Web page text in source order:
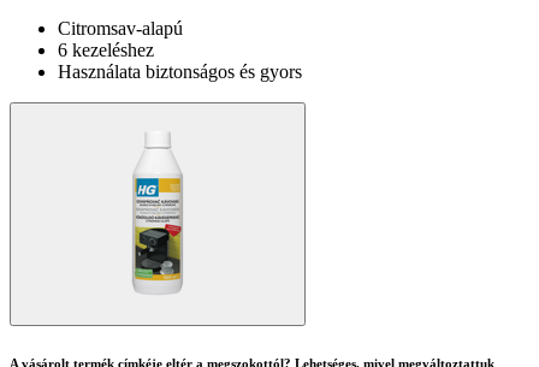
Citromsav-alapú
6 kezeléshez
Használata biztonságos és gyors
A vásárolt termék címkéje eltér a megszokottól? Lehetséges, mivel megváltoztattuk